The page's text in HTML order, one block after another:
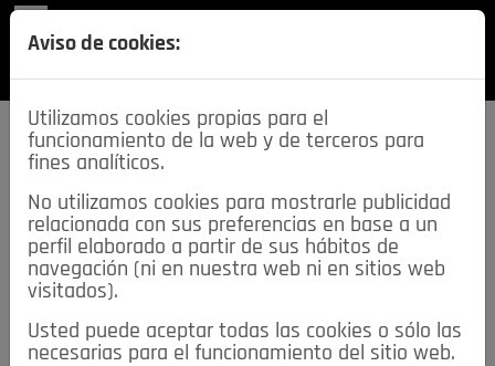
SECCIONES
descarga esta
REVISTA
≡NOTICIAS
Aviso de cookies:
Utilizamos cookies propias para el
funcionamiento de la web y de terceros para
fines analíticos.
No utilizamos cookies para mostrarle publicidad
relacionada con sus preferencias en base a un
perfil elaborado a partir de sus hábitos de
navegación (ni en nuestra web ni en sitios web
visitados).
Usted puede aceptar todas las cookies o sólo las
necesarias para el funcionamiento del sitio web.